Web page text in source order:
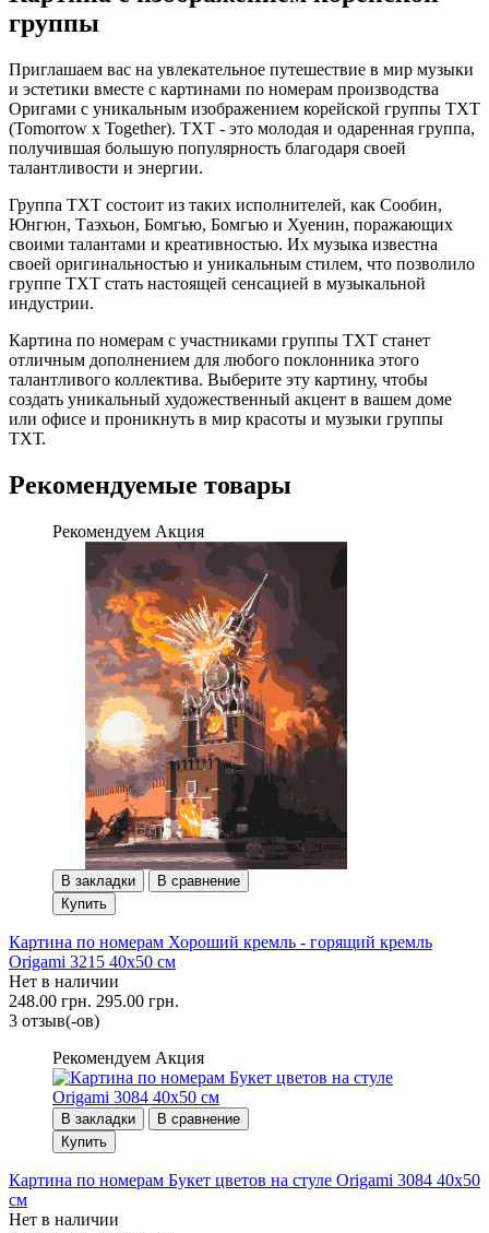
группы
Приглашаем вас на увлекательное путешествие в мир музыки
и эстетики вместе с картинами по номерам производства
Оригами с уникальным изображением корейской группы ТХТ
(Tomorrow x Together). ТХТ - это молодая и одаренная группа,
получившая большую популярность благодаря своей
талантливости и энергии.
Группа ТХТ состоит из таких исполнителей, как Сообин,
Юнгюн, Таэхьон, Бомгью, Бомгью и Хуенин, поражающих
своими талантами и креативностью. Их музыка известна
своей оригинальностью и уникальным стилем, что позволило
группе ТХТ стать настоящей сенсацией в музыкальной
индустрии.
Картина по номерам с участниками группы ТХТ станет
отличным дополнением для любого поклонника этого
талантливого коллектива. Выберите эту картину, чтобы
создать уникальный художественный акцент в вашем доме
или офисе и проникнуть в мир красоты и музыки группы
ТХТ.
Рекомендуемые товары
Рекомендуем Акция
В закладки
В сравнение
Купить
Картина по номерам Хороший кремль - горящий кремль
Origami 3215 40x50 см
Нет в наличии
248.00 грн. 295.00 грн.
3 отзыв(-ов)
Рекомендуем Акция
В закладки
В сравнение
Купить
Картина по номерам Букет цветов на стуле Origami 3084 40x50
см
Нет в наличии